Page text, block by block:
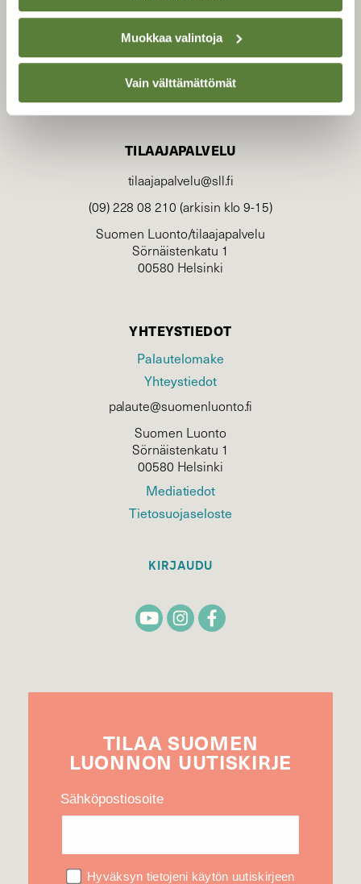
Muokkaa valintoja
Vain välttämättömät
TILAAJAPALVELU
tilaajapalvelu@sll.fi
(09) 228 08 210 (arkisin klo 9-15)
Suomen Luonto/tilaajapalvelu
Sörnäistenkatu 1
00580 Helsinki
YHTEYSTIEDOT
Palautelomake
Yhteystiedot
palaute@suomenluonto.fi
Suomen Luonto
Sörnäistenkatu 1
00580 Helsinki
Mediatiedot
Tietosuojaseloste
KIRJAUDU
TILAA SUOMEN
LUONNON UUTIS­KIRJE
Sähköpostiosoite
Hyväksyn tietojeni käytön uutiskirjeen